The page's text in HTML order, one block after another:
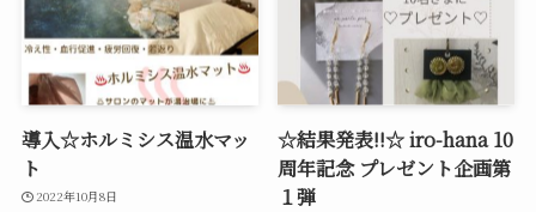
導入☆ホルミシス温水マッ
ト
2022年10月8日
☆結果発表!!☆ iro-hana 10
周年記念 プレゼント企画第
１弾